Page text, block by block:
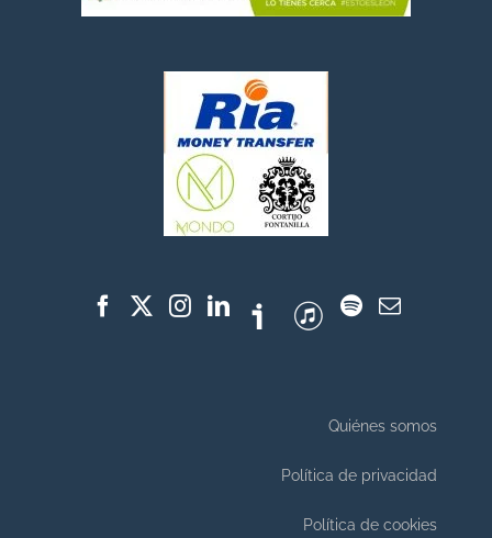
Quiénes somos
Política de privacidad
Política de cookies